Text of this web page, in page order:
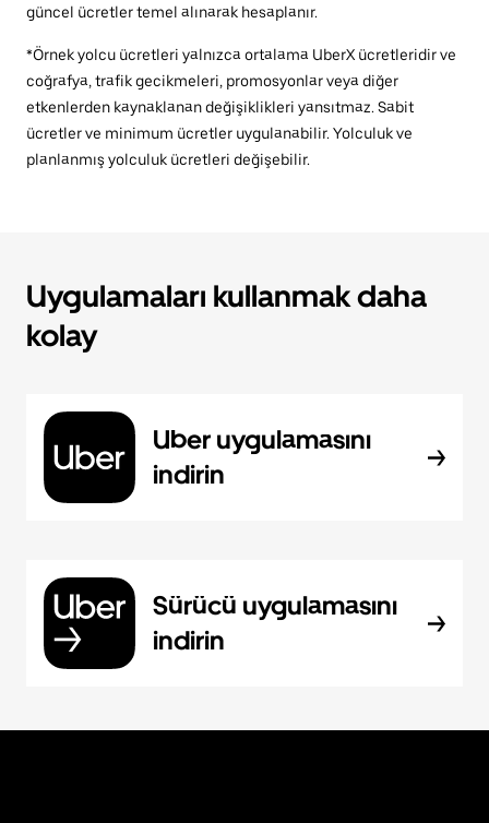
güncel ücretler temel alınarak hesaplanır.
*Örnek yolcu ücretleri yalnızca ortalama UberX ücretleridir ve
coğrafya, trafik gecikmeleri, promosyonlar veya diğer
etkenlerden kaynaklanan değişiklikleri yansıtmaz. Sabit
ücretler ve minimum ücretler uygulanabilir. Yolculuk ve
planlanmış yolculuk ücretleri değişebilir.
Uygulamaları kullanmak daha
kolay
Uber uygulamasını
indirin
Sürücü uygulamasını
indirin